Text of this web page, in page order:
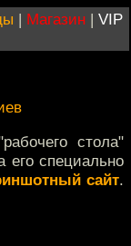
| Магазин | VIP
стола"
его специально
сайт.